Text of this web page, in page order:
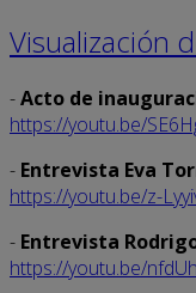
Visualización
-Acto de
https://youtu.be/
- Entrevista Eva
https://youtu.be/z-
- Entrevista
https://youtu.be/